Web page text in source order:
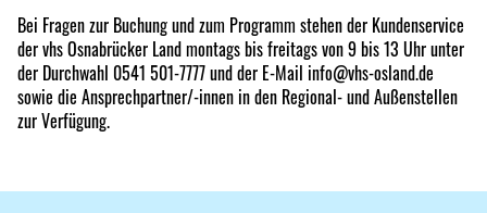
Bei Fragen zur Buchung und zum Programm stehen der Kundenservice
der vhs Osnabrücker Land montags bis freitags von 9 bis 13 Uhr unter
der Durchwahl 0541 501-7777 und der E-Mail info@vhs-osland.de
sowie die Ansprechpartner/-innen in den Regional- und Außenstellen
zur Verfügung.